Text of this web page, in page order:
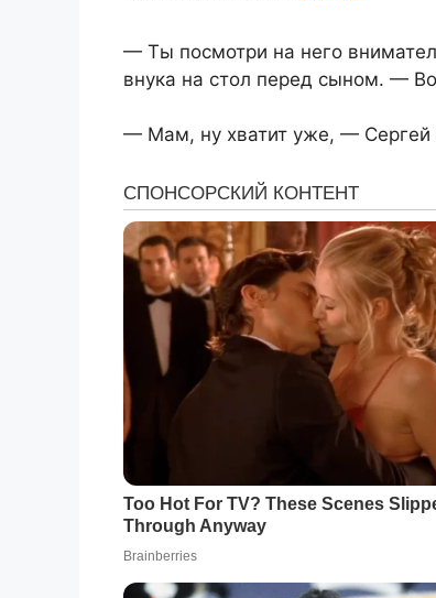
— Ты посмотри на него
внука на стол перед сыном. —
— Мам, ну хватит уже, — Сергей